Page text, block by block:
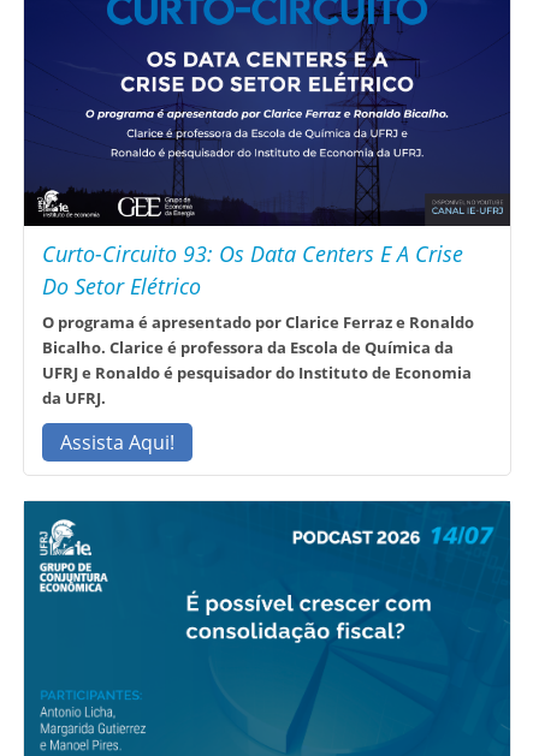
Curto-Circuito 93: Os Data Centers E A Crise
Do Setor Elétrico
O programa é apresentado por Clarice Ferraz e Ronaldo
Bicalho. Clarice é professora da Escola de Química da
UFRJ e Ronaldo é pesquisador do Instituto de Economia
da UFRJ.
Assista Aqui!